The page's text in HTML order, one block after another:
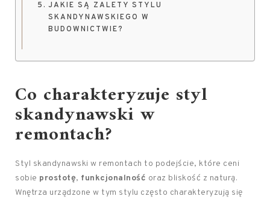
JAKIE SĄ ZALETY STYLU
SKANDYNAWSKIEGO W
BUDOWNICTWIE?
Co charakteryzuje styl
skandynawski w
remontach?
Styl skandynawski w remontach to podejście, które ceni
sobie prostotę, funkcjonalność oraz bliskość z naturą.
Wnętrza urządzone w tym stylu często charakteryzują się